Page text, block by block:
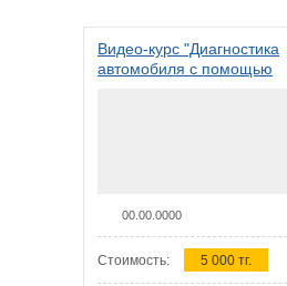
Видео-курс "Диагностика
автомобиля с помощью
00.00.0000
Стоимость: 5 000 тг.